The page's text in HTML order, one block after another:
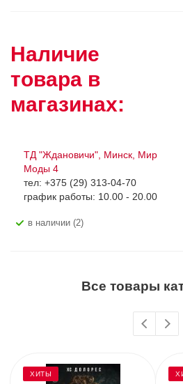
Наличие
товара в
магазинах:
ТД "Ждановичи", Минск, Мир
Моды 4
тел: +375 (29) 313-04-70
график работы: 10.00 - 20.00
В наличии (2)
Все товары
ХИТЫ